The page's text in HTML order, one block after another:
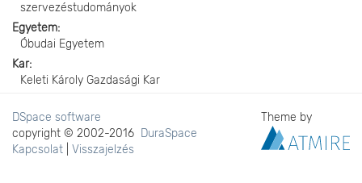
szervezéstudományok
Egyetem
Óbudai Egyetem
Kar
Keleti Károly Gazdasági Kar
DSpace software
copyright © 2002-2016 DuraSpace
Kapcsolat
Visszajelzés
Theme by